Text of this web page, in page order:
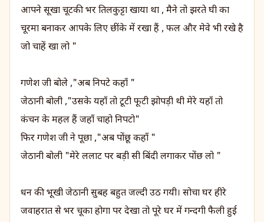
आपने सूखा चूटकी भर तिलकुट्टा खाया था , मैने तो झरते घी का
चूरमा बनाकर आपके लिए छींके में रखा हैं , फल और मेवे भी रखे है
जो चाहें खा लो "
गणेश जी बोले ,"अब निपटे कहाँ "
जेठानी बोली ,"उसके यहाँ तो टूटी फूटी झोपड़ी थी मेरे यहाँ तो
कंचन के महल हैं जहाँ चाहो निपटो"
फिर गणेश जी ने पूछा ,"अब पोंछू कहाँ "
जेठानी बोली "मेरे ललाट पर बड़ी सी बिंदी लगाकर पोंछ लो "
धन की भूखी जेठानी सुबह बहुत जल्दी उठ गयी। सोचा घर हीरे
जवाहरात से भर चूका होगा पर देखा तो पूरे घर में गन्दगी फैली हुई